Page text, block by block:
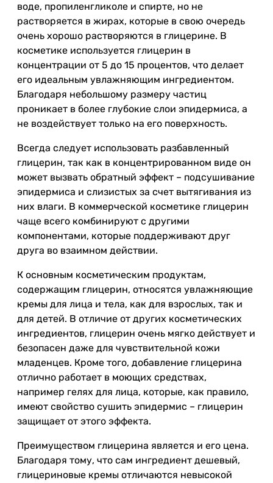
воде, пропиленгликоле и спирте, но не
растворяется в жирах, которые в свою очередь
очень хорошо растворяются в глицерине. В
косметике используется глицерин в
концентрации от 5 до 15 процентов, что делает
его идеальным увлажняющим ингредиентом.
Благодаря небольшому размеру частиц
проникает в более глубокие слои эпидермиса, а
не воздействует только на его поверхность.
Всегда следует использовать разбавленный
глицерин, так как в концентрированном виде он
может вызвать обратный эффект – подсушивание
эпидермиса и слизистых за счет вытягивания из
них влаги. В коммерческой косметике глицерин
чаще всего комбинируют с другими
компонентами, которые поддерживают друг
друга во взаимном действии.
К основным косметическим продуктам,
содержащим глицерин, относятся увлажняющие
кремы для лица и тела, как для взрослых, так и
для детей. В отличие от других косметических
ингредиентов, глицерин очень мягко действует и
безопасен даже для чувствительной кожи
младенцев. Кроме того, добавление глицерина
отлично работает в моющих средствах,
например гелях для лица, которые, как правило,
имеют свойство сушить эпидермис – глицерин
защищает от этого эффекта.
Преимуществом глицерина является и его цена.
Благодаря тому, что сам ингредиент дешевый,
глицериновые кремы отличаются невысокой